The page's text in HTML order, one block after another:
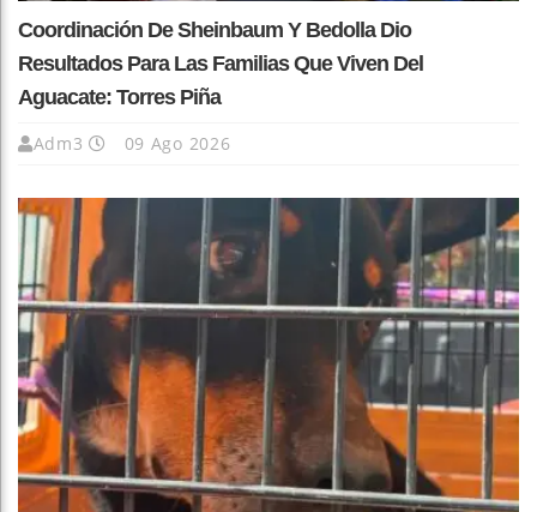
Coordinación De Sheinbaum Y Bedolla Dio
Resultados Para Las Familias Que Viven Del
Aguacate: Torres Piña
Adm3 09 Ago 2026